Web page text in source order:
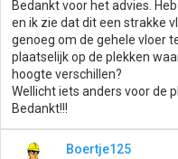
Bedankt voor het advies.
en ik zie dat dit een strakke
genoeg om de gehele vloer
plaatselijk op de plekken
hoogte verschillen?
Wellicht iets anders voor de
Bedankt!!!
Boertje125